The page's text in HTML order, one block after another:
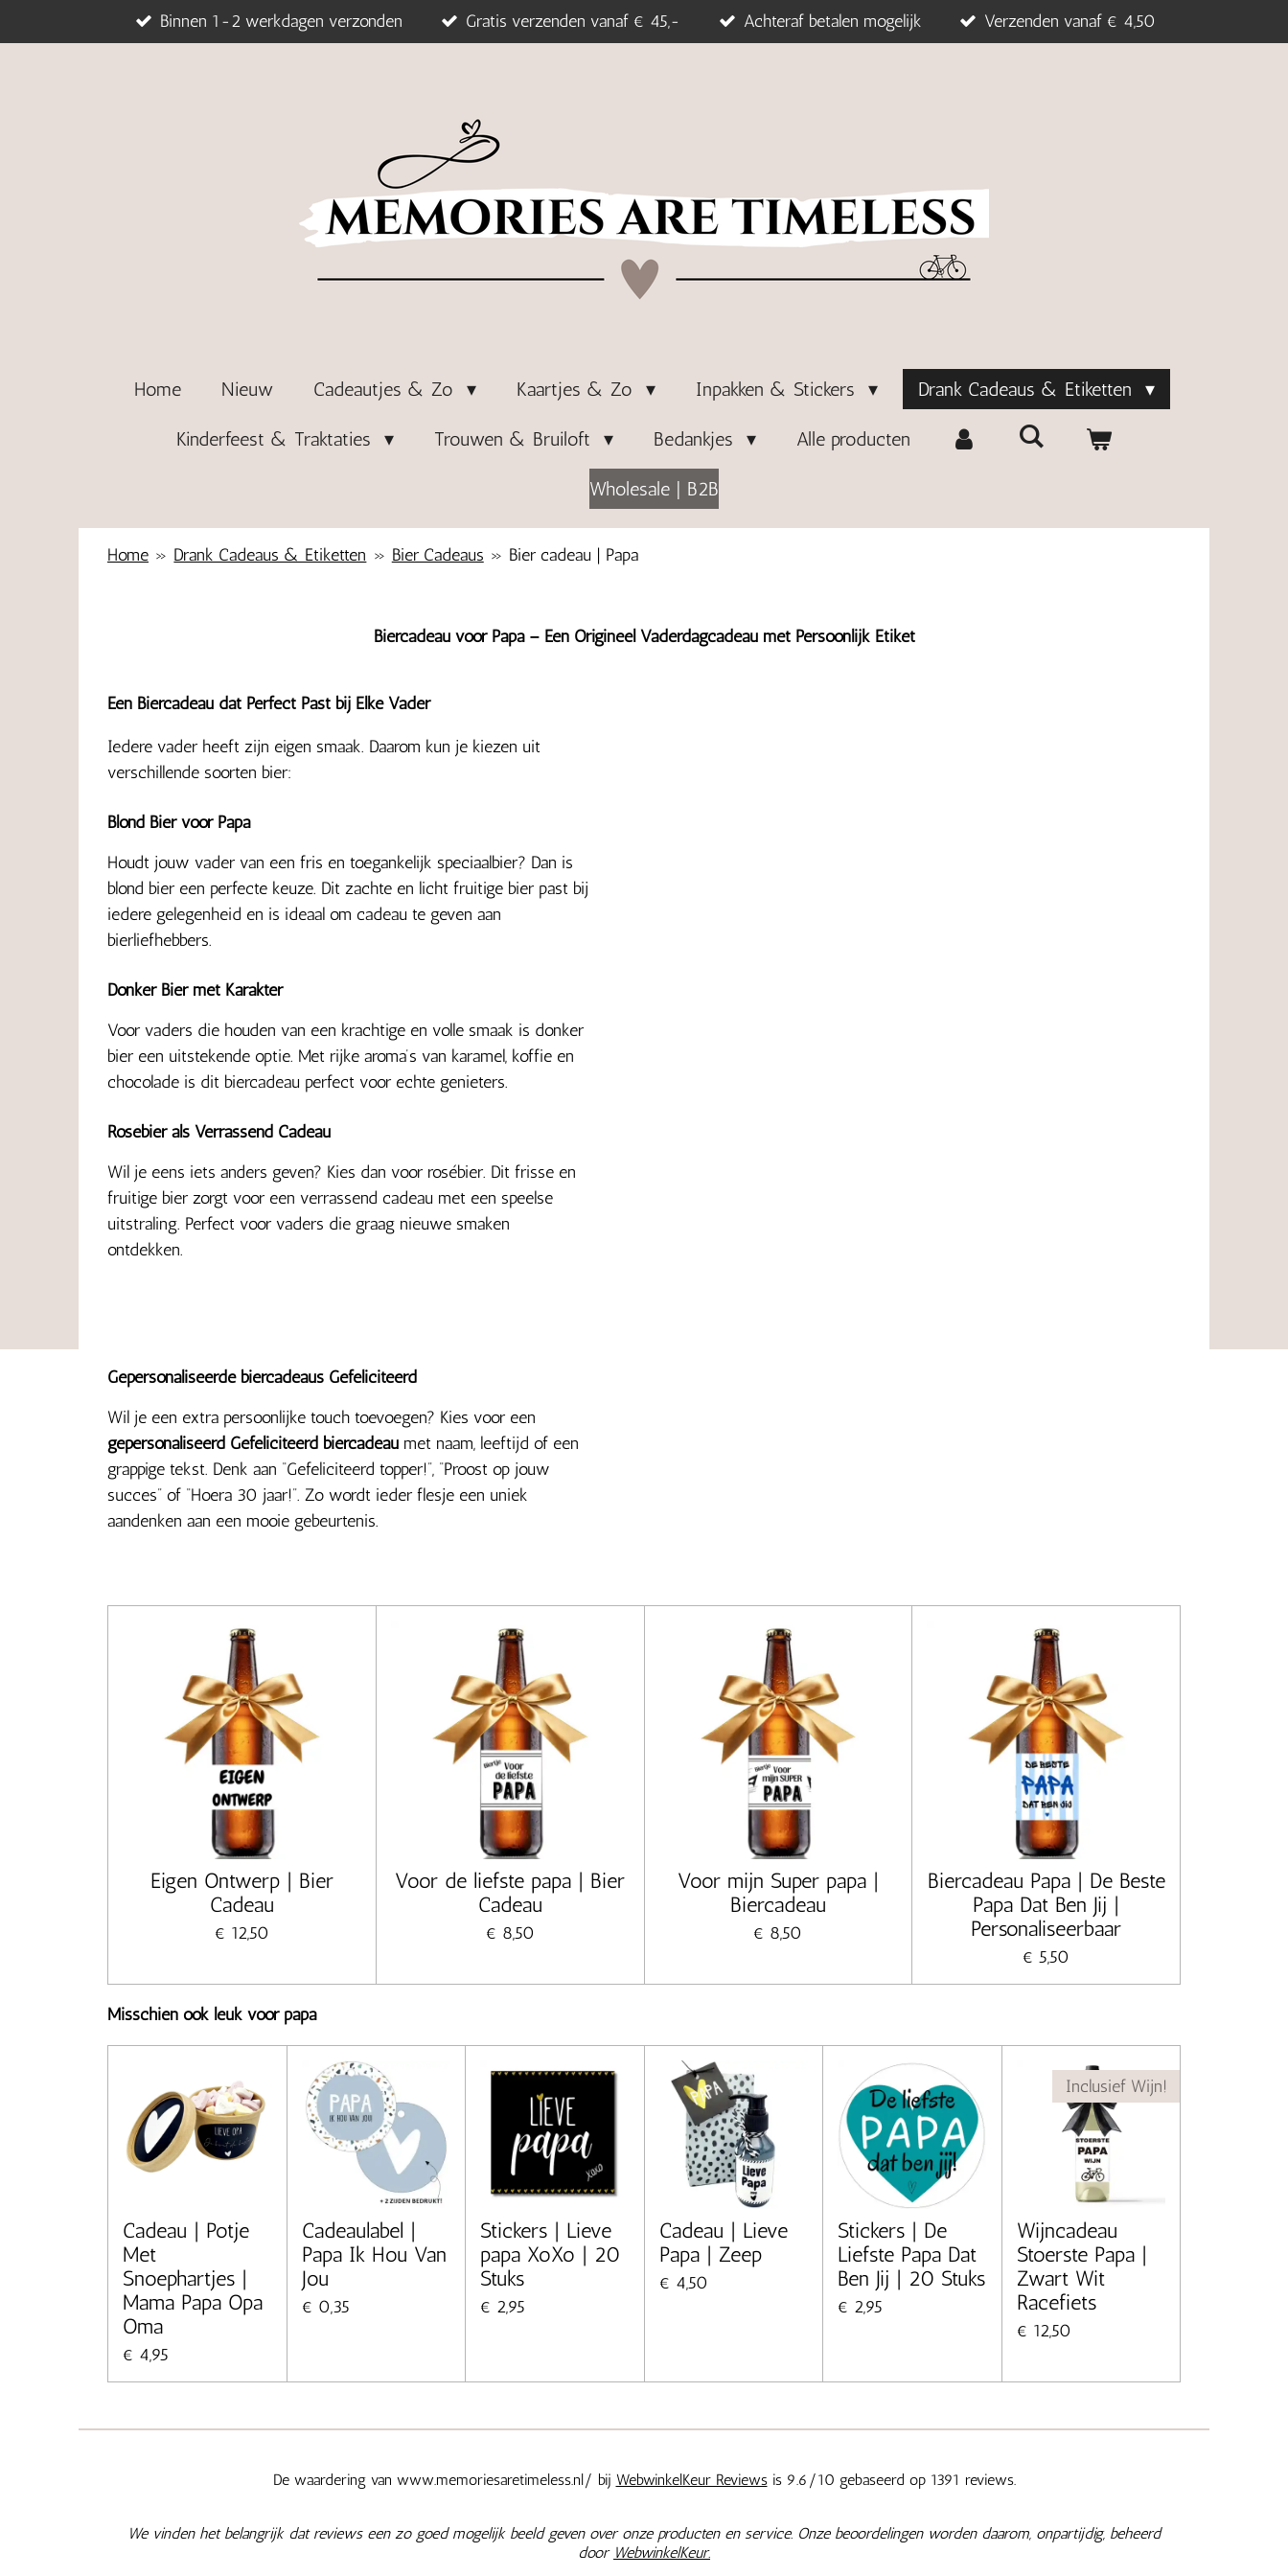
direct
Binnen 1-2 werkdagen verzonden Gratis verzenden vanaf € 45,- Achteraf betalen mogelijk Verzenden vanaf € 4,50
Home Nieuw Cadeautjes & Zo Kaartjes & Zo Inpakken & Stickers Drank Cadeaus & Etiketten
Kinderfeest & Traktaties Trouwen & Bruiloft Bedankjes Alle producten
Wholesale | B2B
Home » Drank Cadeaus & Etiketten » Bier Cadeaus » Bier cadeau | Papa
Biercadeau voor Papa – Een Origineel Vaderdagcadeau met Persoonlijk Etiket
Een Biercadeau dat Perfect Past bij Elke Vader
Iedere vader heeft zijn eigen smaak. Daarom kun je kiezen uit
verschillende soorten bier:
Blond Bier voor Papa
Houdt jouw vader van een fris en toegankelijk speciaalbier? Dan is
blond bier een perfecte keuze. Dit zachte en licht fruitige bier past bij
iedere gelegenheid en is ideaal om cadeau te geven aan
bierliefhebbers.
Donker Bier met Karakter
Voor vaders die houden van een krachtige en volle smaak is donker
bier een uitstekende optie. Met rijke aroma’s van karamel, koffie en
chocolade is dit biercadeau perfect voor echte genieters.
Rosébier als Verrassend Cadeau
Wil je eens iets anders geven? Kies dan voor rosébier. Dit frisse en
fruitige bier zorgt voor een verrassend cadeau met een speelse
uitstraling. Perfect voor vaders die graag nieuwe smaken
ontdekken.
Gepersonaliseerde biercadeaus Gefeliciteerd
Wil je een extra persoonlijke touch toevoegen? Kies voor een
gepersonaliseerd Gefeliciteerd biercadeau met naam, leeftijd of een
grappige tekst. Denk aan “Gefeliciteerd topper!”, “Proost op jouw
succes” of “Hoera 30 jaar!”. Zo wordt ieder flesje een uniek
aandenken aan een mooie gebeurtenis.
Eigen Ontwerp | Bier
Cadeau
€ 12,50
Voor de liefste papa | Bier
Cadeau
€ 8,50
Voor mijn Super papa |
Biercadeau
€ 8,50
Biercadeau Papa | De Beste
Papa Dat Ben Jij |
Personaliseerbaar
€ 5,50
Misschien ook leuk voor papa
Cadeau | Potje
Met
Snoephartjes |
Mama Papa Opa
Oma
€ 4,95
Cadeaulabel |
Papa Ik Hou Van
Jou
€ 0,35
Stickers | Lieve
papa XoXo | 20
Stuks
€ 2,95
Cadeau | Lieve
Papa | Zeep
€ 4,50
Stickers | De
Liefste Papa Dat
Ben Jij | 20 Stuks
€ 2,95
Inclusief Wijn!
Wijncadeau
Stoerste Papa |
Zwart Wit
Racefiets
€ 12,50
De waardering van www.memoriesaretimeless.nl/ bij WebwinkelKeur Reviewsis 9.6/10 gebaseerd op 1391 reviews.
We vinden het belangrijk dat reviews een zo goed mogelijk beeld geven over onze producten en service. Onze beoordelingen worden daarom, onpartijdig, beheerd
door WebwinkelKeur.